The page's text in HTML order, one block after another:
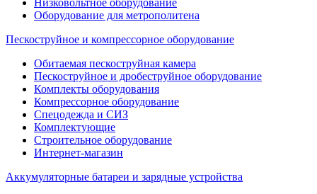
Низковольтное оборудование
Оборудование для метрополитена
Пескоструйное и компрессорное оборудование
Обитаемая пескоструйная камера
Пескоструйное и дробеструйное оборудование
Комплекты оборудования
Компрессорное оборудование
Спецодежда и СИЗ
Комплектующие
Строительное оборудование
Интернет-магазин
Аккумуляторные батареи и зарядные устройства